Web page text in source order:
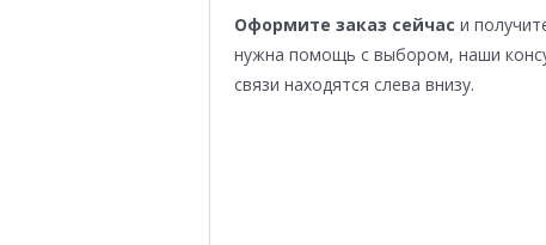
Оформите заказ сейчас и
нужна помощь с выбором, наши
связи находятся слева внизу.